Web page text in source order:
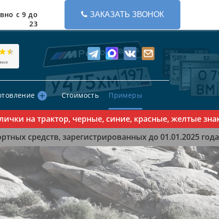
с 9 до
23
ЗАКАЗАТЬ ЗВОНОК
Стоимость Примеры
трактор, черные, синие, красные, желтые знаки
средств, зарегистрированных до 01.01.2025 года